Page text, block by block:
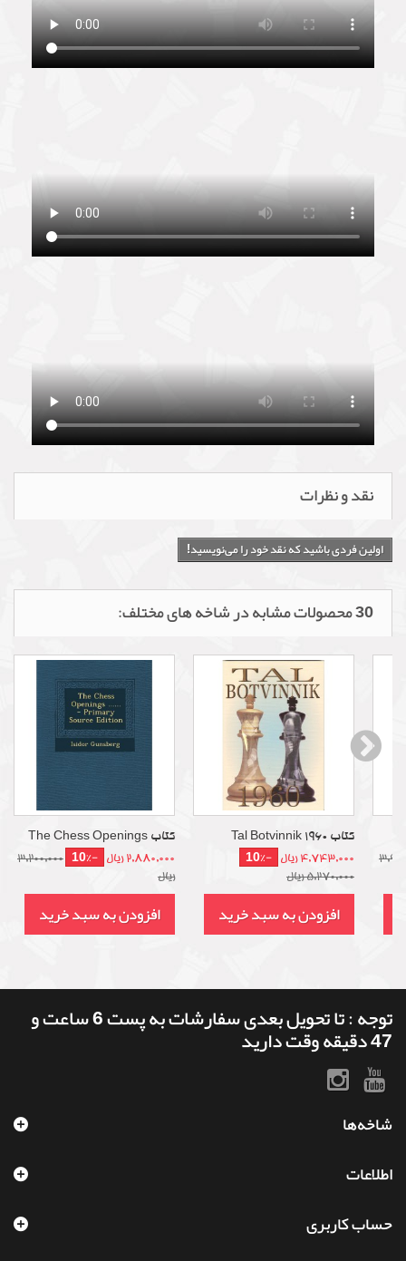
نقد و نظرات
اولین فردی باشید که نقد خود را می‌نویسید!
30 محصولات مشابه در شاخه های مختلف:
کتاب The Chess Openings
2,880,000 ریال -10%
3,200,000
ریال
افزودن به سبد خرید
کتاب Tal Botvinnik 1960
4,743,000 ریال -10%
5,270,000 ریال
افزودن به سبد خرید
توجه : تا تحویل بعدی سفارشات به پست 6 ساعت و
47 دقیقه وقت دارید
شاخه‌ها
اطلاعات
حساب کاربری